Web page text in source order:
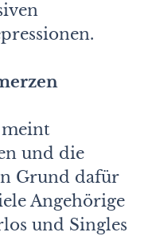
und die
Grund dafür
Angehörige
und Singles